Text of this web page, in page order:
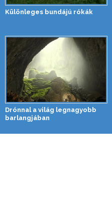
Különleges bundájú rókák
Drónnal a világ legnagyobb
barlangjában